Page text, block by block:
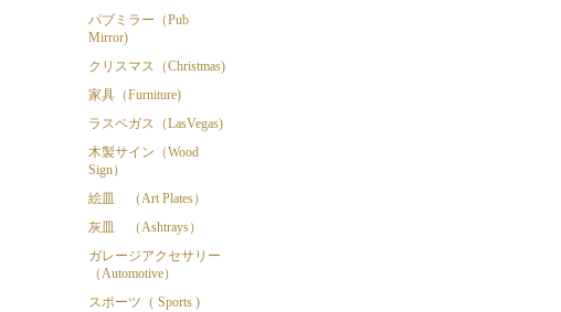
パブミラー（Pub
Mirror)
クリスマス（Christmas)
家具（Furniture)
ラスベガス（LasVegas)
木製サイン（Wood
Sign）
絵皿 （Art Plates）
灰皿 （Ashtrays）
ガレージアクセサリー
（Automotive）
スポーツ（ Sports )